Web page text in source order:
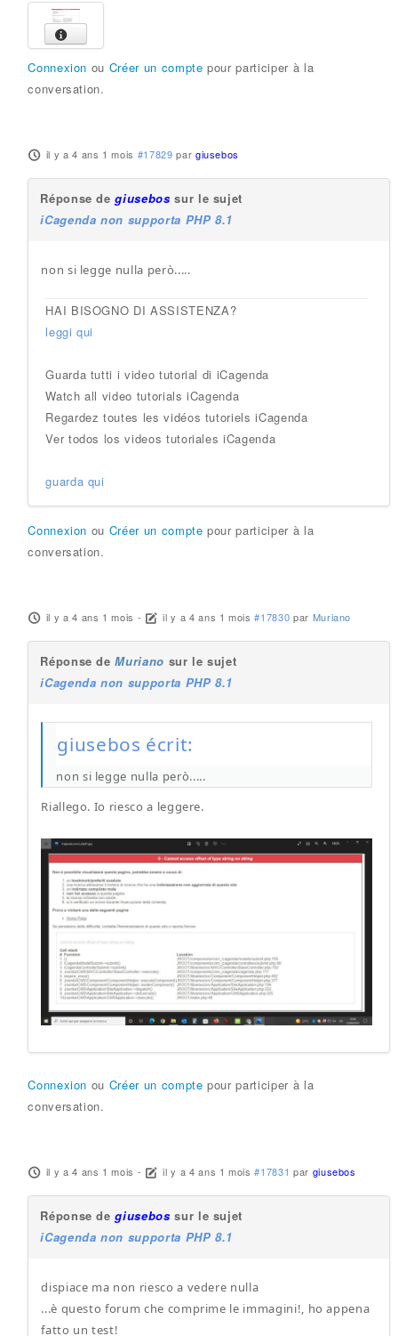
Connexion ou Créer un compte pour participer à la
conversation.
il y a 4 ans 1 mois #17829 par giusebos
Réponse degiusebos sur le sujet
iCagenda non supporta PHP 8.1
non si legge nulla però.....
HAI BISOGNO DI ASSISTENZA?
leggi qui
Guarda tutti i video tutorial di iCagenda
Watch all video tutorials iCagenda
Regardez toutes les vidéos tutoriels iCagenda
Ver todos los videos tutoriales iCagenda
guarda qui
Connexion ou Créer un compte pour participer à la
conversation.
il y a 4 ans 1 mois - il y a 4 ans 1 mois #17830 par Muriano
Réponse deMuriano sur le sujet
iCagenda non supporta PHP 8.1
giusebos écrit:
non si legge nulla però.....
Riallego. Io riesco a leggere.
Connexion ou Créer un compte pour participer à la
conversation.
il y a 4 ans 1 mois - il y a 4 ans 1 mois #17831 par giusebos
Réponse degiusebos sur le sujet
iCagenda non supporta PHP 8.1
dispiace ma non riesco a vedere nulla
...è questo forum che comprime le immagini!, ho appena
fatto un test!